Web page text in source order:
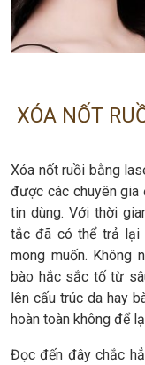
XÓA NỐT
Xóa nốt ruồi bằng
được các chuyên gia
tin dùng. Với thời
tắc đã có thể trả lại
mong muốn. Không
bào hắc sắc tố từ
lên cấu trúc da hay
hoàn toàn không để
Đọc đến đây chắc